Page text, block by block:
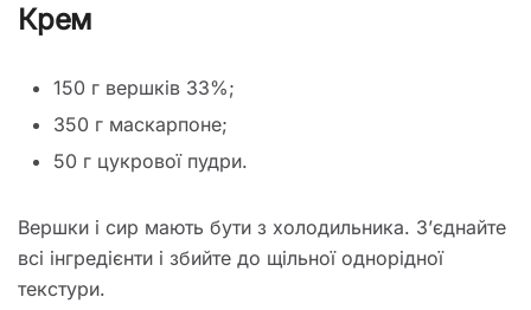
Крем
150 г вершків 33%;
350 г маскарпоне;
50 г цукрової пудри.
Вершки і сир мають бути з холодильника. З’єднайте
всі інгредієнти і збийте до щільної однорідної
текстури.